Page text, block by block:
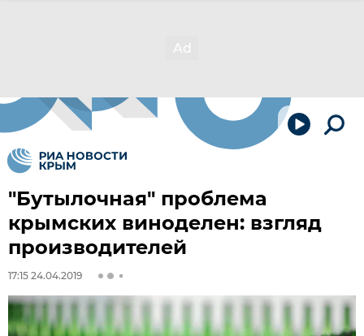
"Бутылочная" проблема
крымских виноделен: взгляд
производителей
17:15 24.04.2019